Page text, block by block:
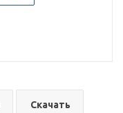
Скачать